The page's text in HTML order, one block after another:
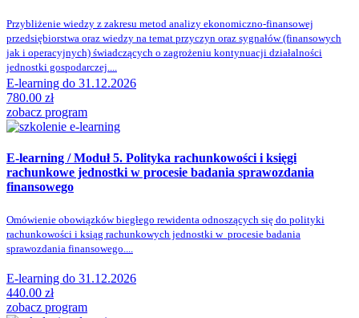
Przybliżenie wiedzy z zakresu metod analizy ekonomiczno-finansowej
przedsiębiorstwa oraz wiedzy na temat przyczyn oraz sygnałów (finansowych
jak i operacyjnych) świadczących o zagrożeniu kontynuacji działalności
jednostki gospodarczej....
E-learning do 31.12.2026
780.00 zł
zobacz program
E-learning / Moduł 5. Polityka rachunkowości i księgi
rachunkowe jednostki w procesie badania sprawozdania
finansowego
Omówienie obowiązków biegłego rewidenta odnoszących się do polityki
rachunkowości i ksiąg rachunkowych jednostki w procesie badania
sprawozdania finansowego....
E-learning do 31.12.2026
440.00 zł
zobacz program